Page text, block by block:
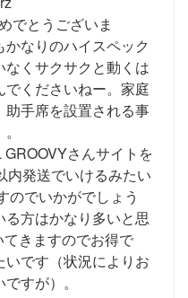
でとうございま
なりのハイスペック
くサクサクと動くは
くださいねー。家庭
手席を設置される事
さんサイトを
内発送でいけるみたい
のでいかがでしょう
方はかなり多いと思
きますのでお得で
です（状況によりお
すが）。